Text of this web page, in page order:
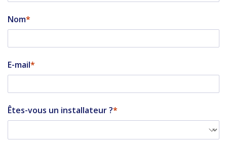
Nom
E-mail
Êtes-vous un installateur ?